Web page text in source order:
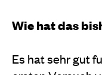
Wie hat das
Es hat sehr gut